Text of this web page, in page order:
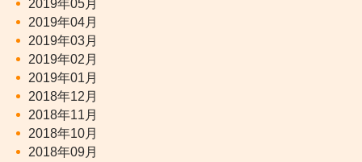
2019年05月
2019年04月
2019年03月
2019年02月
2019年01月
2018年12月
2018年11月
2018年10月
2018年09月